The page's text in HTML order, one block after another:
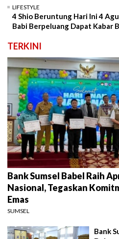
LIFESTYLE
4 Shio Beruntung Hari Ini 4
Babi Berpeluang Dapat Kabar
TERKINI
Bank Sumsel Babel Raih
Nasional, Tegaskan
Emas
SUMSEL
Bank